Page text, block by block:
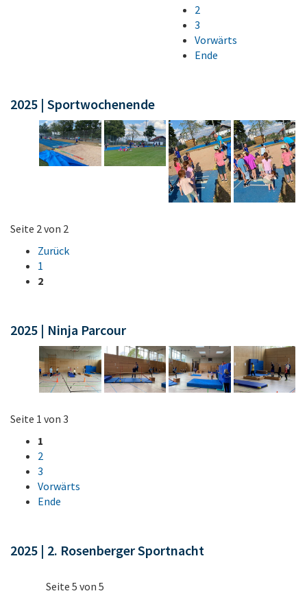
2
3
Vorwärts
Ende
2025 | Sportwochenende
Seite 2 von 2
Zurück
1
2
2025 | Ninja Parcour
Seite 1 von 3
1
2
3
Vorwärts
Ende
2025 | 2. Rosenberger Sportnacht
Seite 5 von 5